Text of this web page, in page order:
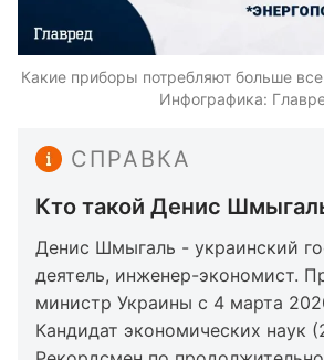
Какие приборы потребляют больше
Инфографика:
СПРАВКА
Кто такой Денис
Денис Шмыгаль - украинский
деятель, инженер-экономист.
министр Украины с 4 марта
Кандидат экономических наук